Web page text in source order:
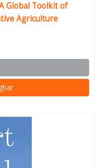
Global Toolkit of
Agriculture
and Food